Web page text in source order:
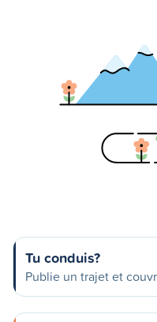
Tu conduis?
Publie un trajet et